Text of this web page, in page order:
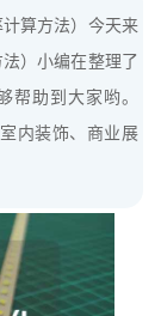
算方法）今天来
）小编在整理了
助到大家哟。
内装饰、商业展